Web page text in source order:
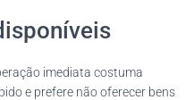
imediata costuma
e prefere não oferecer bens